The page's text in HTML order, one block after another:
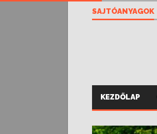
SAJTÓANYAGOK
KEZDŐLAP